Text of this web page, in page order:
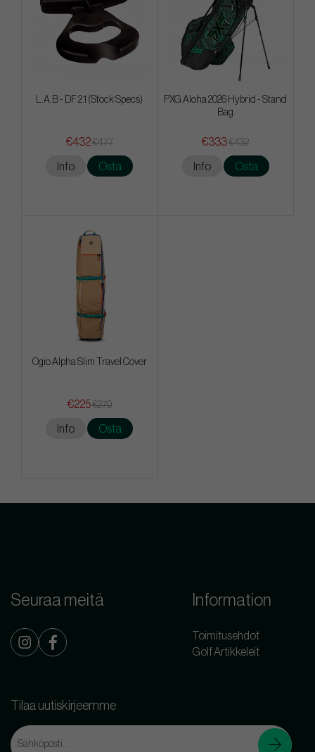
L.A.B - DF 2.1 (Stock Specs)
€432€477
Info Osta
PXG Aloha 2026 Hybrid - Stand
Bag
€333€432
Info Osta
Ogio Alpha Slim Travel Cover
€225€270
Info Osta
Seuraa meitä Information
Toimitusehdot
Golf Artikkeleit
Tilaa uutiskirjeemme